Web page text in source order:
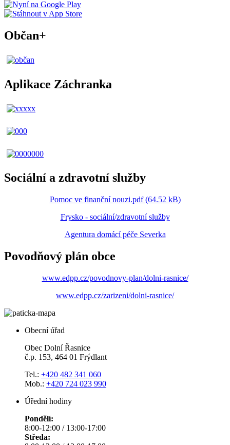
Občan+
Aplikace Záchranka
Sociální a zdravotní služby
Pomoc ve finanční nouzi.pdf (64.52 kB)
Frysko - sociální/zdravotní služby
Agentura domácí péče Severka
Povodňový plán obce
www.edpp.cz/povodnovy-plan/dolni-rasnice/
www.edpp.cz/zarizeni/dolni-rasnice/
Obecní úřad
Obec Dolní Řasnice
č.p. 153, 464 01 Frýdlant
Tel.: +420 482 341 060
Mob.: +420 724 023 990
Úřední hodiny
Pondělí:
8:00-12:00 / 13:00-17:00
Středa: